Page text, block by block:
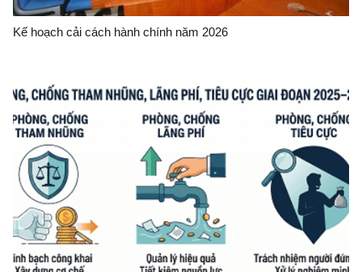
Kế hoạch cải cách hành chính năm 2026